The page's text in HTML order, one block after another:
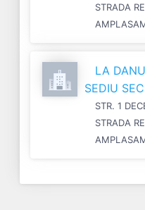
STRADA
LA
SEDIU
STR. 1
STRADA